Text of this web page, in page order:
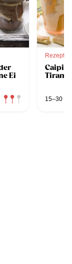
Ei
Rezept
15–30